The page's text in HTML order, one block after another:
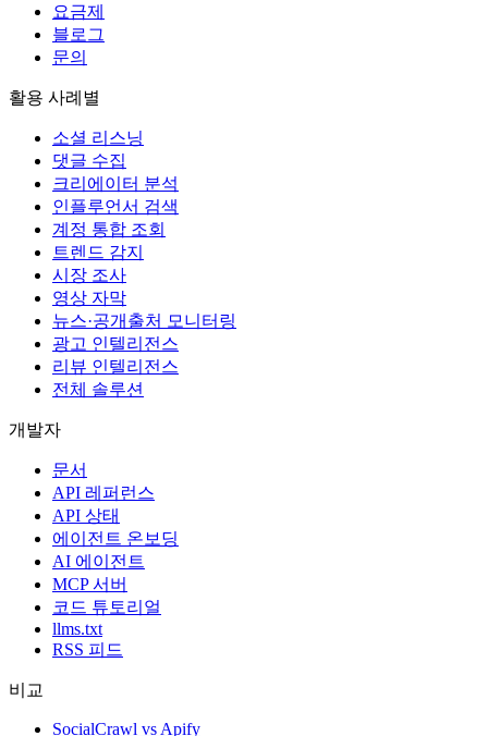
요금제
블로그
문의
활용 사례별
소셜 리스닝
댓글 수집
크리에이터 분석
인플루언서 검색
계정 통합 조회
트렌드 감지
시장 조사
영상 자막
뉴스·공개출처 모니터링
광고 인텔리전스
리뷰 인텔리전스
전체 솔루션
개발자
문서
API 레퍼런스
API 상태
에이전트 온보딩
AI 에이전트
MCP 서버
코드 튜토리얼
llms.txt
RSS 피드
비교
SocialCrawl vs Apify